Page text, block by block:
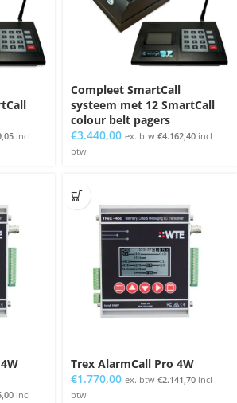
incl
Compleet SmartCall
systeem met 12 SmartCall
colour belt pagers
€3.440,00 ex. btw €4.162,40 incl
btw
incl
Trex AlarmCall Pro 4W
€1.770,00 ex. btw €2.141,70 incl
btw